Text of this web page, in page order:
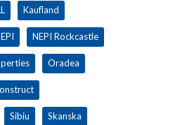
Kaufland
NEPI Rockcastle
Oradea
Sibiu Skanska